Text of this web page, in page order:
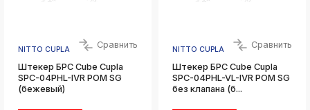
NITTO CUPLA Сравнить
Штекер БРС Cube Cupla
SPC-04PHL-IVR POM SG
(бежевый)
NITTO CUPLA Сравнить
Штекер БРС Cube Cupla
SPC-04PHL-VL-IVR POM SG
без клапана (б...